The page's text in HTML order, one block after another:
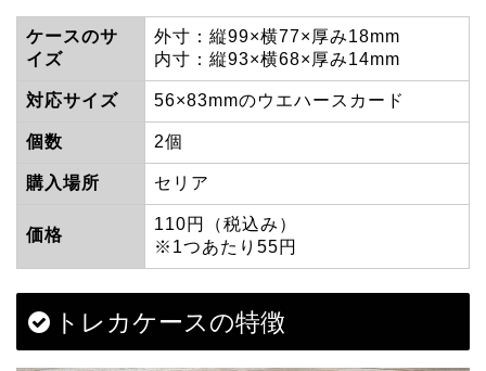
ケースのサ
イズ
外寸：縦99×横77×厚み18mm
内寸：縦93×横68×厚み14mm
対応サイズ 56×83mmのウエハースカード
個数 2個
購入場所 セリア
価格
110円（税込み）
※1つあたり55円
トレカケースの特徴